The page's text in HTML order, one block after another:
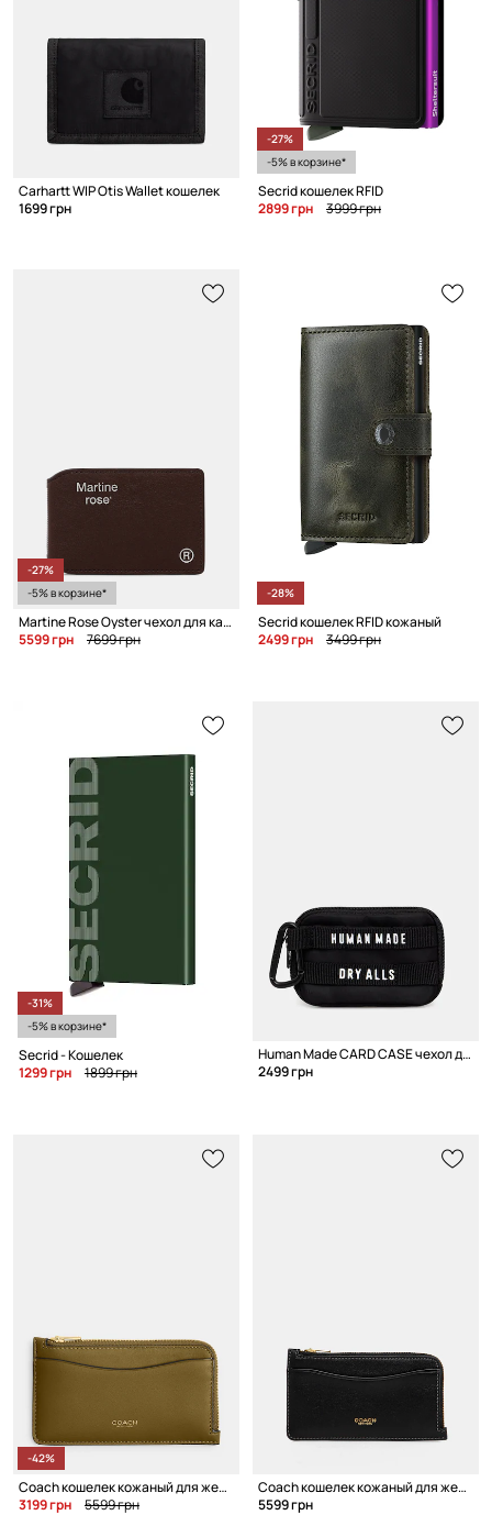
Carhartt WIP Otis Wallet кошелек
1699 грн
-27%
-5% в корзине*
Secrid кошелек RFID
2899 грн
3999 грн
-27%
-5% в корзине*
Martine Rose Oyster чехол для карт кожаный
5599 грн
7699 грн
-28%
Secrid кошелек RFID кожаный
2499 грн
3499 грн
-31%
-5% в корзине*
Secrid - Кошелек
1299 грн
1899 грн
Human Made CARD CASE чехол для карт
2499 грн
-42%
Coach кошелек кожаный для женщин
3199 грн
5599 грн
Coach кошелек кожаный для женщин
5599 грн